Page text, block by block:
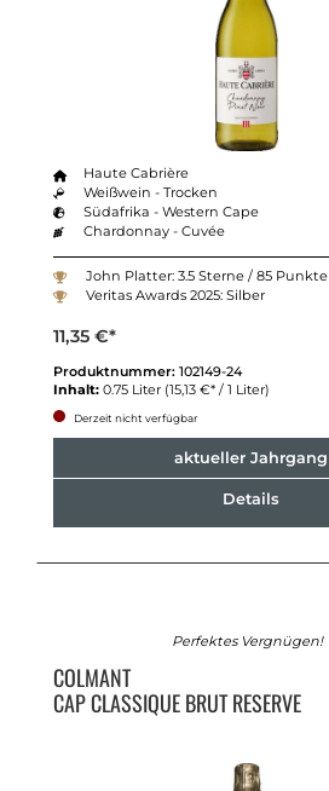
Haute Cabrière
Weißwein - Trocken
Südafrika - Western Cape
Chardonnay - Cuvée
John Platter: 3.5 Sterne / 85 Punkte
Veritas Awards 2025: Silber
11,35 €*
Produktnummer: 102149-24
Inhalt: 0.75 Liter (15,13 €* / 1 Liter)
Derzeit nicht verfügbar
aktueller Jahrgang
Details
Perfektes Vergnügen!
COLMANT
CAP CLASSIQUE BRUT RESERVE